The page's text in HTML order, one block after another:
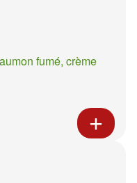
fumé, crème